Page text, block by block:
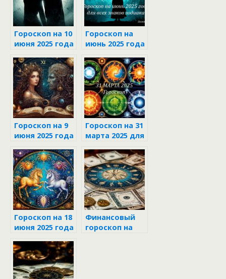
Гороскоп на 10
июня 2025 года
знака зодиака
Гороскоп на
июнь 2025 года
знаков
зодиака
Гороскоп на 9
июня 2025 года
Гороскоп на 31
марта 2025 для
зодиака
Гороскоп на 18
июня 2025 года
Финансовый
гороскоп на